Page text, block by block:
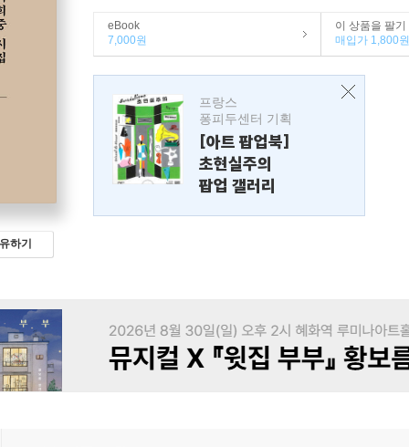
하기
eBook
7,000원
이 상품을 팔기
매입가 1,800원
프랑스
퐁피두센터 기획
[아트 팝업북]
초현실주의
팝업 갤러리